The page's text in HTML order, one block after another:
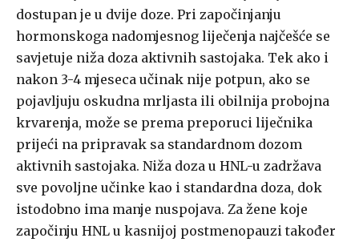
dostupan je u dvije doze. Pri započinjanju
hormonskoga nadomjesnog liječenja najčešće se
savjetuje niža doza aktivnih sastojaka. Tek ako i
nakon 3-4 mjeseca učinak nije potpun, ako se
pojavljuju oskudna mrljasta ili obilnija probojna
krvarenja, može se prema preporuci liječnika
prijeći na pripravak sa standardnom dozom
aktivnih sastojaka. Niža doza u HNL-u zadržava
sve povoljne učinke kao i standardna doza, dok
istodobno ima manje nuspojava. Za žene koje
započinju HNL u kasnijoj postmenopauzi također